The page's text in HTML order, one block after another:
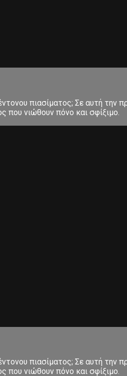
πιασίματος; Σε αυτή την
που νιώθουν πόνο και σφίξιμο.
πιασίματος; Σε αυτή την
που νιώθουν πόνο και σφίξιμο.